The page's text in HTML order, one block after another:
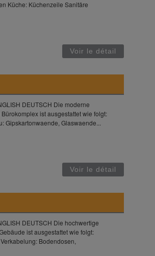
Küche: Küchenzeile Sanitäre
Voir le détail
DEUTSCH Die moderne
ist ausgestattet wie folgt:
Gipskartonwaende, Glaswaende...
Voir le détail
DEUTSCH Die hochwertige
ist ausgestattet wie folgt:
Bodendosen,